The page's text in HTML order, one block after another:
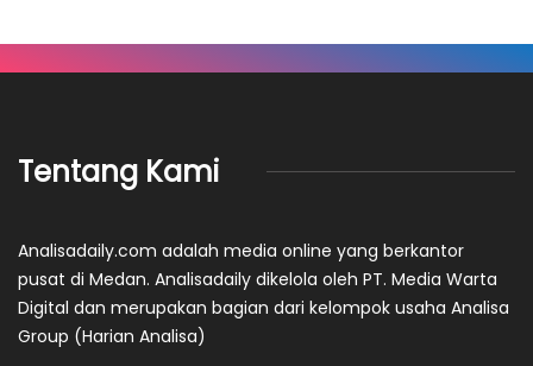
Tentang Kami
Analisadaily.com adalah media online yang berkantor
pusat di Medan. Analisadaily dikelola oleh PT. Media Warta
Digital dan merupakan bagian dari kelompok usaha Analisa
Group (Harian Analisa)